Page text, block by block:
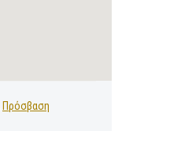
Πρόσβαση